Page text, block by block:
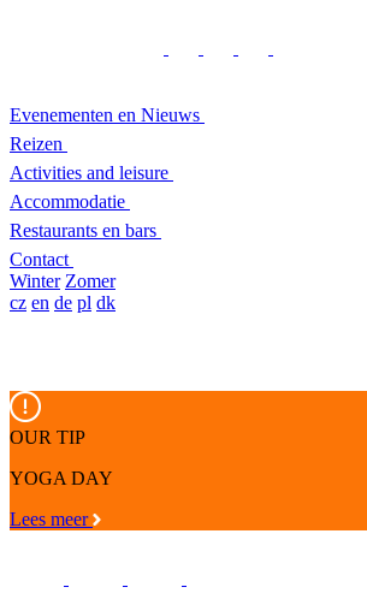
Evenementen en Nieuws
Reizen
Activities and leisure
Accommodatie
Restaurants en bars
Contact
Winter Zomer
cz en de pl dk
OUR TIP
YOGA DAY
Lees meer